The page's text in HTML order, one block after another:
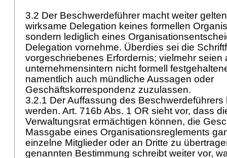
3.2 Der Beschwerdeführer macht weiter
wirksame Delegation keines formellen
sondern lediglich eines
Delegation vornehme. Überdies sei die
vorgeschriebenes Erfordernis; vielmehr seien
unternehmensintern nicht formell
namentlich auch mündliche Aussagen oder
Geschäftskorrespondenz zuzulassen.
3.2.1 Der Auffassung des Beschwerdeführers
werden. Art. 716b Abs. 1 OR sieht vor, dass
Verwaltungsrat ermächtigen können, die
Massgabe eines Organisationsreglements
einzelne Mitglieder oder an Dritte zu
genannten Bestimmung schreibt weiter vor,